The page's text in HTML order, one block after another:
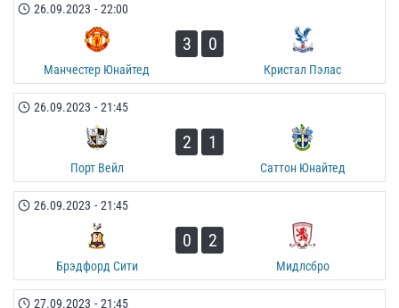
26.09.2023 - 22:00
Манчестер Юнайтед
3 0
Кристал Пэлас
26.09.2023 - 21:45
Порт Вейл
2 1
Саттон Юнайтед
26.09.2023 - 21:45
Брэдфорд Сити
0 2
Мидлсбро
27.09.2023 - 21:45